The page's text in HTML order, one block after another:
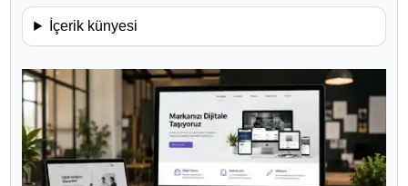
İçerik künyesi